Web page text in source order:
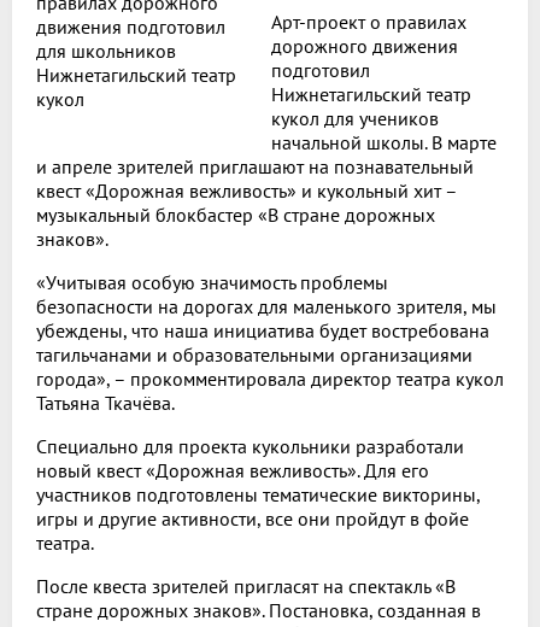
Арт-проект о правилах
дорожного движения
подготовил
Нижнетагильский театр
кукол для учеников
начальной школы. В марте
и апреле зрителей приглашают на познавательный
квест «Дорожная вежливость» и кукольный хит –
музыкальный блокбастер «В стране дорожных
знаков».
«Учитывая особую значимость проблемы
безопасности на дорогах для маленького зрителя, мы
убеждены, что наша инициатива будет востребована
тагильчанами и образовательными организациями
города», – прокомментировала директор театра кукол
Татьяна Ткачёва.
Специально для проекта кукольники разработали
новый квест «Дорожная вежливость». Для его
участников подготовлены тематические викторины,
игры и другие активности, все они пройдут в фойе
театра.
После квеста зрителей пригласят на спектакль «В
стране дорожных знаков». Постановка, созданная в